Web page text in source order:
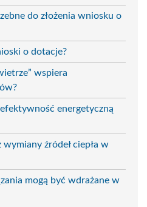
do złożenia wniosku o
o dotacje?
wspiera
energetyczną
źródeł ciepła w
mogą być wdrażane w